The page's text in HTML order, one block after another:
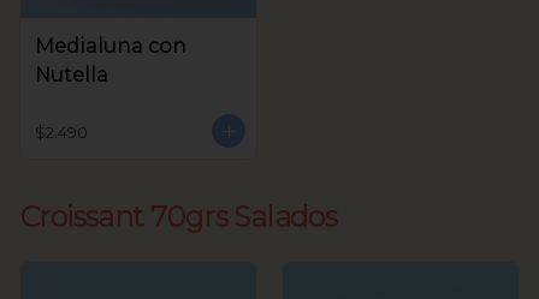
Medialuna con
Nutella
$2.490
Croissant 70grs Salados